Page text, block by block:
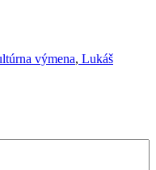
výmena, Lukáš